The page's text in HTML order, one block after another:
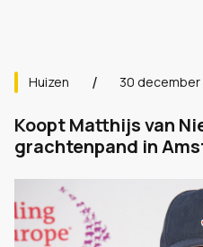
Huizen 30 december
Koopt Matthijs van
grachtenpand in